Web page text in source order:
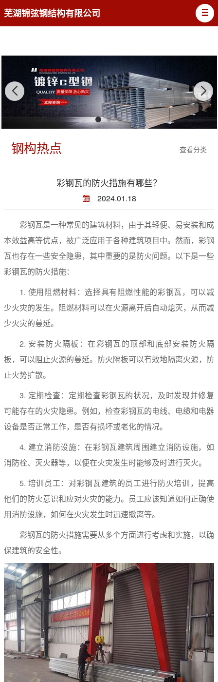
芜湖锦弦钢结构有限公司
查看分类
钢构热点
彩钢瓦的防火措施有哪些？
2024.01.18
彩钢瓦是一种常见的建筑材料，由于其轻便、易安装和成
本效益高等优点，被广泛应用于各种建筑项目中。然而，彩钢
瓦也存在一些安全隐患，其中重要的是防火问题。以下是一些
彩钢瓦的防火措施：
1. 使用阻燃材料：选择具有阻燃性能的彩钢瓦，可以减
少火灾的发生。阻燃材料可以在火源离开后自动熄灭，从而减
少火灾的蔓延。
2. 安装防火隔板：在彩钢瓦的顶部和底部安装防火隔
板，可以阻止火源的蔓延。防火隔板可以有效地隔离火源，防
止火势扩散。
3. 定期检查：定期检查彩钢瓦的状况，及时发现并修复
可能存在的火灾隐患。例如，检查彩钢瓦的电线、电缆和电器
设备是否正常工作，是否有损坏或老化的情况。
4. 建立消防设施：在彩钢瓦建筑周围建立消防设施，如
消防栓、灭火器等，以便在火灾发生时能够及时进行灭火。
5. 培训员工：对彩钢瓦建筑的员工进行防火培训，提高
他们的防火意识和应对火灾的能力。员工应该知道如何正确使
用消防设施，如何在火灾发生时迅速撤离等。
彩钢瓦的防火措施需要从多个方面进行考虑和实施，以确
保建筑的安全性。